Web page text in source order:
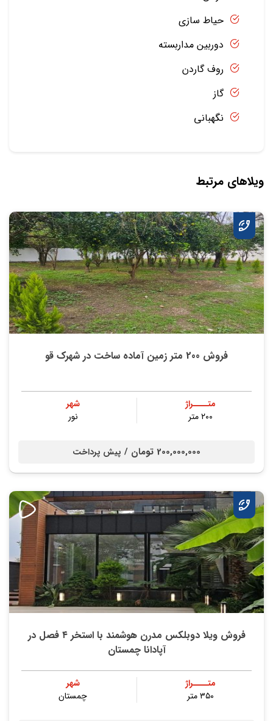
حیاط سازی
دوربین مداربسته
روف گاردن
گاز
نگهبانی
ویلاهای مرتبط
فروش 200 متر زمین آماده ساخت در شهرک قو
متــــراژ
۲۰۰ متر
شهر
نور
200,000,000 تومان / پیش پرداخت
فروش ویلا دوبلکس مدرن هوشمند با استخر ۴ فصل در
آپادانا چمستان
متــــراژ
۳۵۰ متر
شهر
چمستان